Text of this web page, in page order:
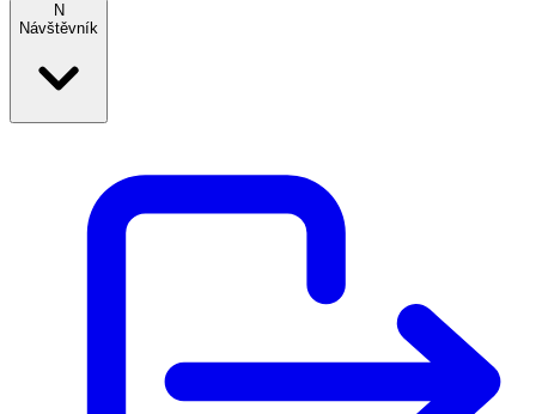
N
Návštěvník